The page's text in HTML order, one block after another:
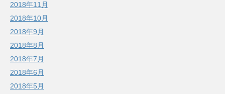
2018年11月
2018年10月
2018年9月
2018年8月
2018年7月
2018年6月
2018年5月